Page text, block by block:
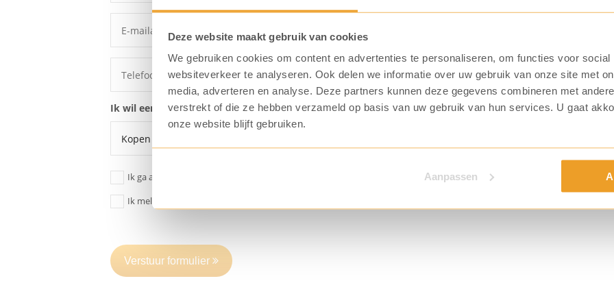
Deze website maakt gebruik van cookies
We gebruiken cookies om content en advertenties te personaliseren, om functies voor
websiteverkeer te analyseren. Ook delen we informatie over uw gebruik van onze site met
media, adverteren en analyse. Deze partners kunnen deze gegevens combineren met
verstrekt of die ze hebben verzameld op basis van uw gebruik van hun services. U gaat
onze website blijft gebruiken.
Aanpassen
Ik wil een offerte voor een:
Ik ga akkoord dat mijn gegevens
Ik meld me aan voor de KoffiePartners nieuwsbrief
Verstuur formulier